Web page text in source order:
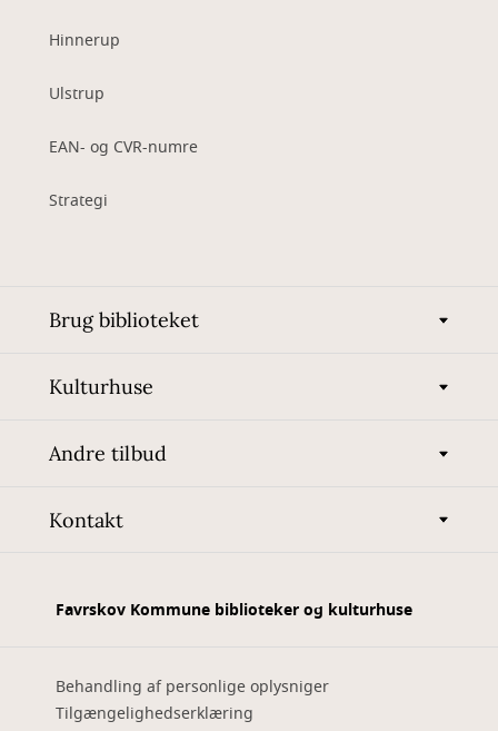
Hinnerup
Ulstrup
EAN- og CVR-numre
Strategi
Brug biblioteket
Kulturhuse
Andre tilbud
Kontakt
Favrskov Kommune biblioteker og kulturhuse
Behandling af personlige oplysniger
Tilgængelighedserklæring